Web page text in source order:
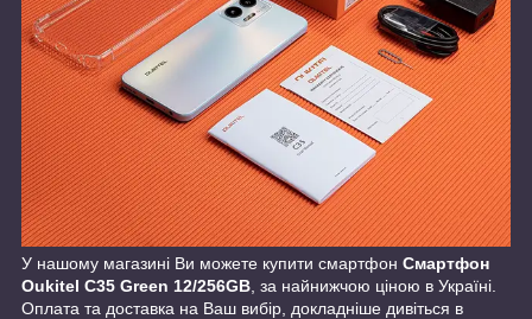
У нашому магазині Ви можете купити смартфон Смартфон
Oukitel C35 Green 12/256GB , за найнижчою ціною в Україні.
Оплата та доставка на Ваш вибір, докладніше дивіться в